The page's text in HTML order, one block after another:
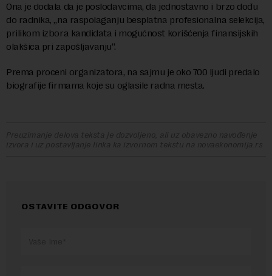
Ona je dodala da je poslodavcima, da jednostavno i brzo dođu
do radnika, „na raspolaganju besplatna profesionalna selekcija,
prilikom izbora kandidata i mogućnost korišćenja finansijskih
olakšica pri zapošljavanju“.
Prema proceni organizatora, na sajmu je oko 700 ljudi predalo
biografije firmama koje su oglasile radna mesta.
Preuzimanje delova teksta je dozvoljeno, ali uz obavezno navođenje
izvora i uz postavljanje linka ka izvornom tekstu na novaekonomija.rs
OSTAVITE ODGOVOR